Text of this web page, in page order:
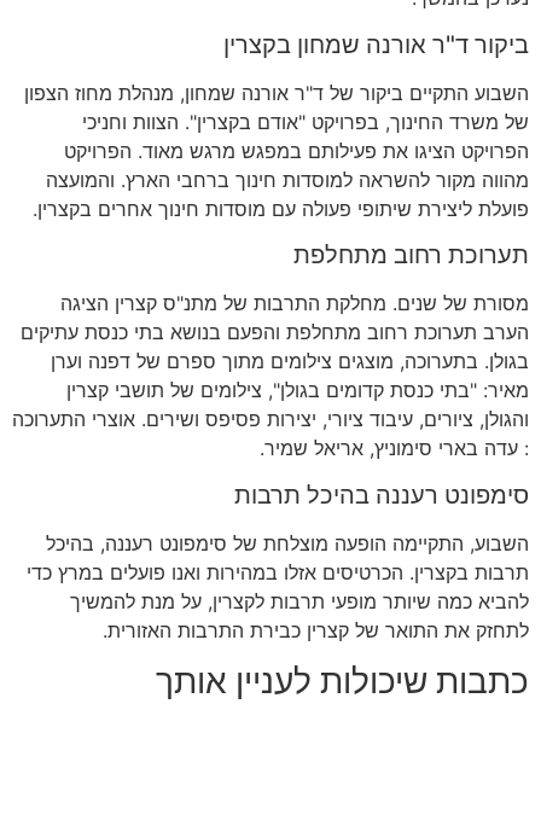
ביקור ד"ר אורנה שמחון בקצרין
השבוע התקיים ביקור של ד"ר אורנה שמחון, מנהלת מחוז הצפון
של משרד החינוך, בפרויקט "אודם בקצרין". הצוות וחניכי
הפרויקט הציגו את פעילותם במפגש מרגש מאוד. הפרויקט
מהווה מקור להשראה למוסדות חינוך ברחבי הארץ. והמועצה
פועלת ליצירת שיתופי פעולה עם מוסדות חינוך אחרים בקצרין.
תערוכת רחוב מתחלפת
מסורת של שנים. מחלקת התרבות של מתנ"ס קצרין הציגה
הערב תערוכת רחוב מתחלפת והפעם בנושא בתי כנסת עתיקים
בגולן. בתערוכה, מוצגים צילומים מתוך ספרם של דפנה וערן
מאיר: "בתי כנסת קדומים בגולן", צילומים של תושבי קצרין
והגולן, ציורים, עיבוד ציורי, יצירות פסיפס ושירים. אוצרי התערוכה
: עדה בארי סימוניץ, אריאל שמיר.
סימפונט רעננה בהיכל תרבות
השבוע, התקיימה הופעה מוצלחת של סימפונט רעננה, בהיכל
תרבות בקצרין. הכרטיסים אזלו במהירות ואנו פועלים במרץ כדי
להביא כמה שיותר מופעי תרבות לקצרין, על מנת להמשיך
לתחזק את התואר של קצרין כבירת התרבות האזורית.
כתבות שיכולות לעניין אותך